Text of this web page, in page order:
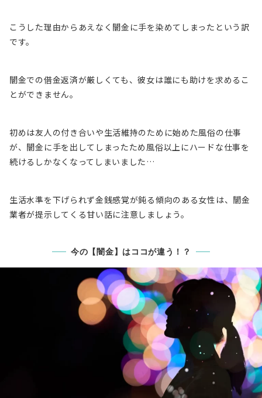
こうした理由からあえなく闇金に手を染めてしまったという訳
です。
闇金での借金返済が厳しくても、彼女は誰にも助けを求めるこ
とができません。
初めは友人の付き合いや生活維持のために始めた風俗の仕事
が、闇金に手を出してしまったため風俗以上にハードな仕事を
続けるしかなくなってしまいました…
生活水準を下げられず金銭感覚が鈍る傾向のある女性は、闇金
業者が提示してくる甘い話に注意しましょう。
今の【闇金】はココが違う！？